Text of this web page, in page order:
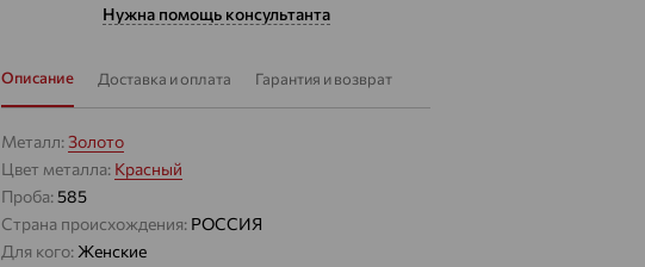
Нужна помощь консультанта
Описание Доставка и оплата Гарантия и возврат
Металл:Золото
Цвет металла: Красный
Проба:585
Страна происхождения: РОССИЯ
Для кого: Женские